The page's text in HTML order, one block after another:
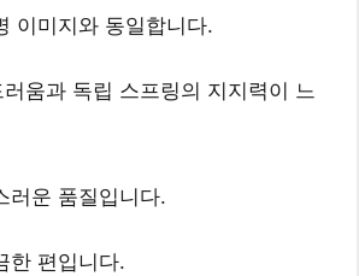
이미지와 동일합니다.
움과 독립 스프링의 지지력이 느
러운 품질입니다.
한 편입니다.